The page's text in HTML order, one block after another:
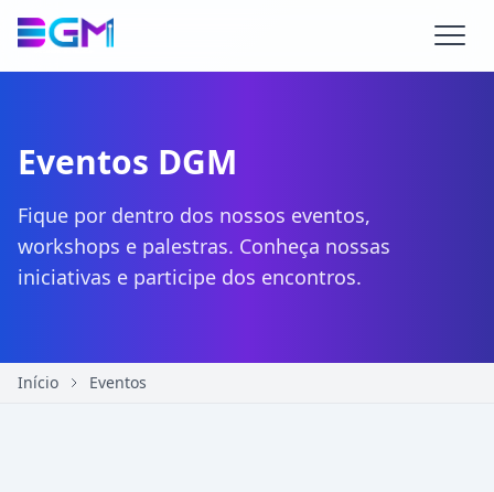
Eventos DGM
Fique por dentro dos nossos eventos,
workshops e palestras. Conheça nossas
iniciativas e participe dos encontros.
Início Eventos